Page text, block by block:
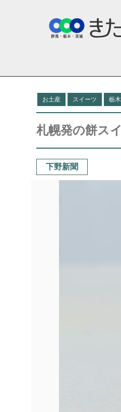
お土産 スイーツ 栃木
札幌発の餅ス
下野新聞